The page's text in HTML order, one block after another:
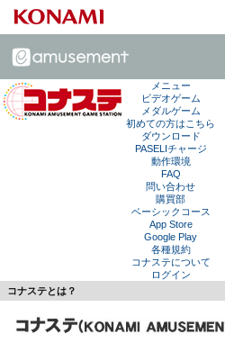
メニュー
ビデオゲーム
メダルゲーム
初めての方はこちら
ダウンロード
PASELIチャージ
動作環境
FAQ
問い合わせ
購買部
ベーシックコース
App Store
Google Play
各種規約
コナステについて
ログイン
コナステとは？